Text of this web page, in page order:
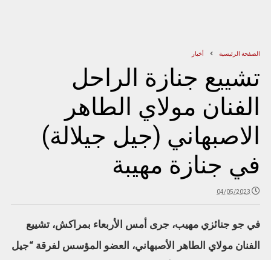
الصفحة الرئيسية أخبار
تشييع جنازة الراحل
الفنان مولاي الطاهر
الاصبهاني (جيل جيلالة)
في جنازة مهيبة
04/05/2023
في جو جنائزي مهيب، جرى أمس الأربعاء بمراكش، تشييع
الفنان مولاي الطاهر الأصبهاني، العضو المؤسس لفرقة “جيل